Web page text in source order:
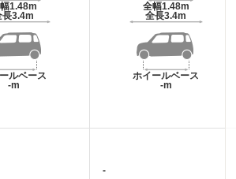
1.48m
長3.4m
ルベース
-m
全幅1.48m
全長3.4m
ホイールベース
-m
-